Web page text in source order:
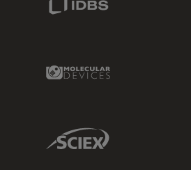
Molecular Devices Link
Sciex Link